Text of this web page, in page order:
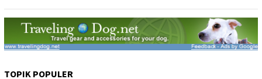
TOPIK POPULER